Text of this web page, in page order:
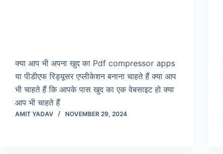
क्या आप भी अपना खुद का Pdf compressor apps
या पीडीएफ रिड्यूसर एप्लीकेशन बनाना चाहते हैं क्या आप
भी चाहते हैं कि आपके पास खुद का एक वेबसाइट हो क्या
आप भी चाहते हैं
AMIT YADAV NOVEMBER 29, 2024